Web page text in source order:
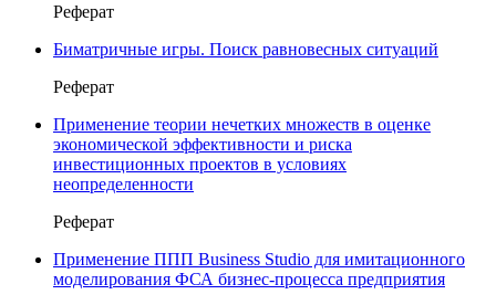
Реферат
Биматричные игры. Поиск равновесных ситуаций
Реферат
Применение теории нечетких множеств в оценке
экономической эффективности и риска
инвестиционных проектов в условиях
неопределенности
Реферат
Применение ППП Business Studio для имитационного
моделирования ФСА бизнес-процесса предприятия